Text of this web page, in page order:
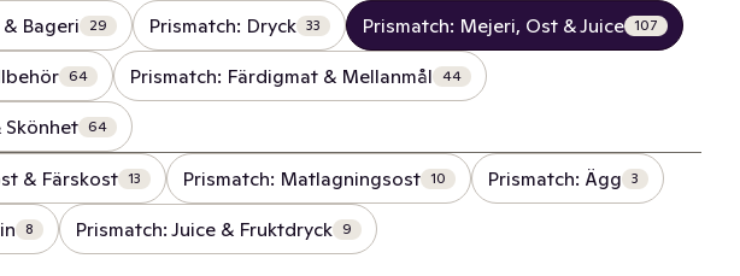
Bageri 29 Prismatch: Dryck 33 Prismatch: Mejeri, Ost & Juice 107
64 Prismatch: Färdigmat & Mellanmål 44
Skönhet 64
& Färskost 13 Prismatch: Matlagningsost 10 Prismatch: Ägg 3
8 Prismatch: Juice & Fruktdryck 9